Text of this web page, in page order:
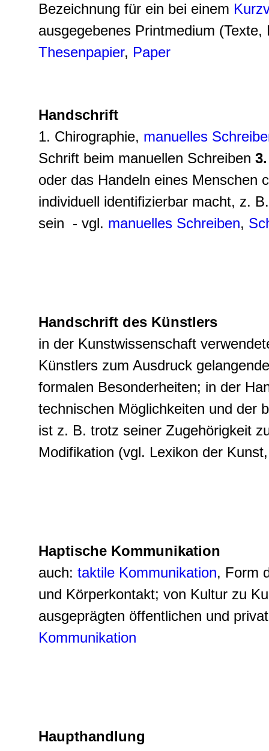
Bezeichnung für ein bei einem
ausgegebenes Printmedium
Thesenpapier, Paper
Handschrift
1. Chirographie, manuelles
Schrift beim manuellen Schreiben
oder das Handeln eines Menschen
individuell identifizierbar macht, z.
sein - vgl. manuelles Schreiben,
Handschrift des Künstlers
in der Kunstwissenschaft
Künstlers zum Ausdruck
formalen Besonderheiten; in der
technischen Möglichkeiten und der
ist z. B. trotz seiner Zugehörigkeit
Modifikation (vgl. Lexikon der
Haptische Kommunikation
auch: taktile Kommunikation, Form
und Körperkontakt; von Kultur zu
ausgeprägten öffentlichen und
Kommunikation
Haupthandlung